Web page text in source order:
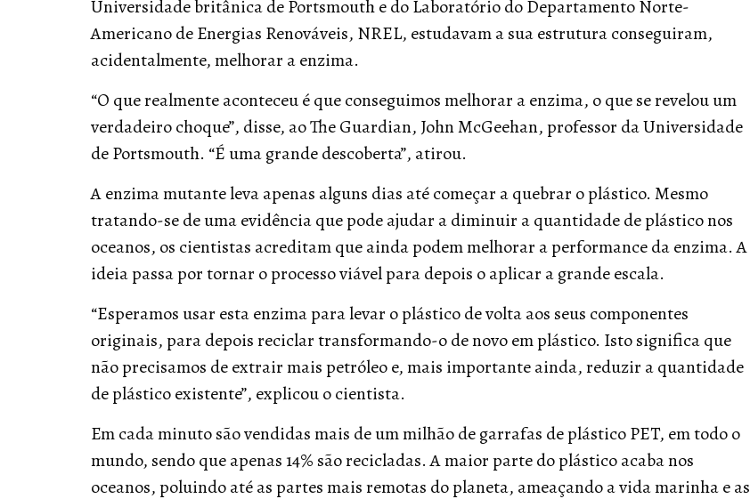
Universidade britânica de Portsmouth e do Laboratório do Departamento Norte-
Americano de Energias Renováveis, NREL, estudavam a sua estrutura conseguiram,
acidentalmente, melhorar a enzima.
“O que realmente aconteceu é que conseguimos melhorar a enzima, o que se revelou um
verdadeiro choque”, disse, ao The Guardian, John McGeehan, professor da Universidade
de Portsmouth. “É uma grande descoberta”, atirou.
A enzima mutante leva apenas alguns dias até começar a quebrar o plástico. Mesmo
tratando-se de uma evidência que pode ajudar a diminuir a quantidade de plástico nos
oceanos, os cientistas acreditam que ainda podem melhorar a performance da enzima. A
ideia passa por tornar o processo viável para depois o aplicar a grande escala.
“Esperamos usar esta enzima para levar o plástico de volta aos seus componentes
originais, para depois reciclar transformando-o de novo em plástico. Isto significa que
não precisamos de extrair mais petróleo e, mais importante ainda, reduzir a quantidade
de plástico existente”, explicou o cientista.
Em cada minuto são vendidas mais de um milhão de garrafas de plástico PET, em todo o
mundo, sendo que apenas 14% são recicladas. A maior parte do plástico acaba nos
oceanos, poluindo até as partes mais remotas do planeta, ameaçando a vida marinha e as